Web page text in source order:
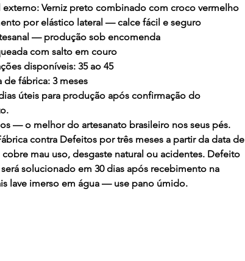
externo: Verniz preto combinado com croco vermelho
por elástico lateral — calce fácil e seguro
— produção sob encomenda
com salto em couro
disponíveis: 35 ao 45
de fábrica: 3 meses
úteis para produção após confirmação do
— o melhor do artesanato brasileiro nos seus pés.
contra Defeitos por três meses a partir da data de
mau uso, desgaste natural ou acidentes. Defeito
solucionado em 30 dias após recebimento na
lave imerso em água — use pano úmido.